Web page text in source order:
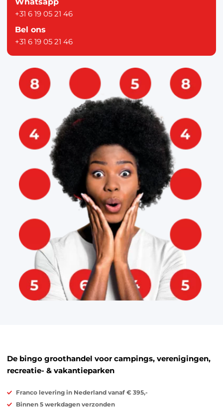
+31 6 19 05 21 46
Bel ons
+31 6 19 05 21 46
De bingo groothandel voor campings, verenigingen,
recreatie- & vakantieparken
Franco levering in Nederland vanaf € 395,-
Binnen 5 werkdagen verzonden